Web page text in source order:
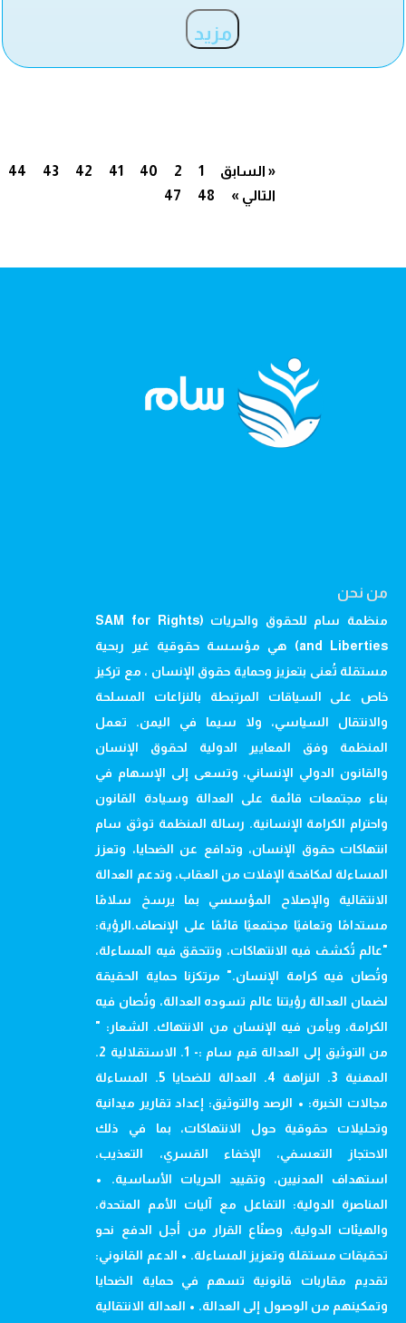
مزيد
« السابق 1
2
40
41
42
43
44
47
48 التالي »
من نحن
منظمة سام للحقوق والحريات (SAM for Rights
and Liberties) هي مؤسسة حقوقية غير ربحية
مستقلة تُعنى بتعزيز وحماية حقوق الإنسان ، مع تركيز
خاص على السياقات المرتبطة بالنزاعات المسلحة
والانتقال السياسي، ولا سيما في اليمن. تعمل
المنظمة وفق المعايير الدولية لحقوق الإنسان
والقانون الدولي الإنساني، وتسعى إلى الإسهام في
بناء مجتمعات قائمة على العدالة وسيادة القانون
واحترام الكرامة الإنسانية. رسالة المنظمة توثق سام
انتهاكات حقوق الإنسان، وتدافع عن الضحايا، وتعزز
المساءلة لمكافحة الإفلات من العقاب، وتدعم العدالة
الانتقالية والإصلاح المؤسسي بما يرسخ سلامًا
مستدامًا وتعافيًا مجتمعيًا قائمًا على الإنصاف.الرؤية:
"عالم تُكشف فيه الانتهاكات، وتتحقق فيه المساءلة،
وتُصان فيه كرامة الإنسان." مرتكزنا حماية الحقيقة
لضمان العدالة رؤيتنا عالم تسوده العدالة، وتُصان فيه
الكرامة، ويأمن فيه الإنسان من الانتهاك. الشعار: "
من التوثيق إلى العدالة قيم سام :- 1. الاستقلالية 2.
المهنية 3. النزاهة 4. العدالة للضحايا 5. المساءلة
مجالات الخبرة: • الرصد والتوثيق: إعداد تقارير ميدانية
وتحليلات حقوقية حول الانتهاكات، بما في ذلك
الاحتجاز التعسفي، الإخفاء القسري، التعذيب،
استهداف المدنيين، وتقييد الحريات الأساسية. •
المناصرة الدولية: التفاعل مع آليات الأمم المتحدة،
والهيئات الدولية، وصنّاع القرار من أجل الدفع نحو
تحقيقات مستقلة وتعزيز المساءلة. • الدعم القانوني:
تقديم مقاربات قانونية تسهم في حماية الضحايا
وتمكينهم من الوصول إلى العدالة. • العدالة الانتقالية